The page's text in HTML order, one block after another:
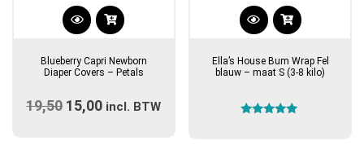
Blueberry Capri Newborn
Diaper Covers – Petals
19,50 Oorspronkelijke
15,00 Huidige
incl. BTW
Ella’s House Bum Wrap Fel
blauw – maat S (3-8 kilo)